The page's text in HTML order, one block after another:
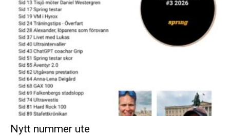
Nytt nummer ute